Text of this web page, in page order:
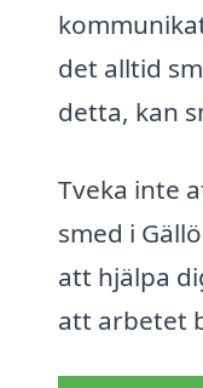
det alltid
detta, kan
Tveka inte
smed i
att hjälpa
att arbetet